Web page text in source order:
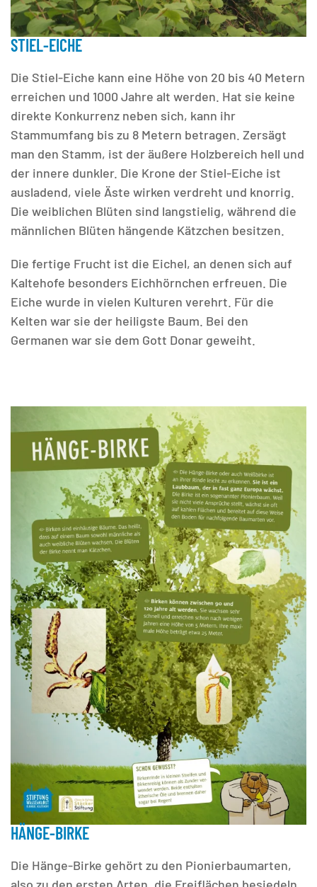
STIEL-EICHE
Die Stiel-Eiche kann eine Höhe von 20 bis 40 Metern
erreichen und 1000 Jahre alt werden. Hat sie keine
direkte Konkurrenz neben sich, kann ihr
Stammumfang bis zu 8 Metern betragen. Zersägt
man den Stamm, ist der äußere Holzbereich hell und
der innere dunkler. Die Krone der Stiel-Eiche ist
ausladend, viele Äste wirken verdreht und knorrig.
Die weiblichen Blüten sind langstielig, während die
männlichen Blüten hängende Kätzchen besitzen.
Die fertige Frucht ist die Eichel, an denen sich auf
Kaltehofe besonders Eichhörnchen erfreuen. Die
Eiche wurde in vielen Kulturen verehrt. Für die
Kelten war sie der heiligste Baum. Bei den
Germanen war sie dem Gott Donar geweiht.
HÄNGE-BIRKE
Die Hänge-Birke gehört zu den Pionierbaumarten,